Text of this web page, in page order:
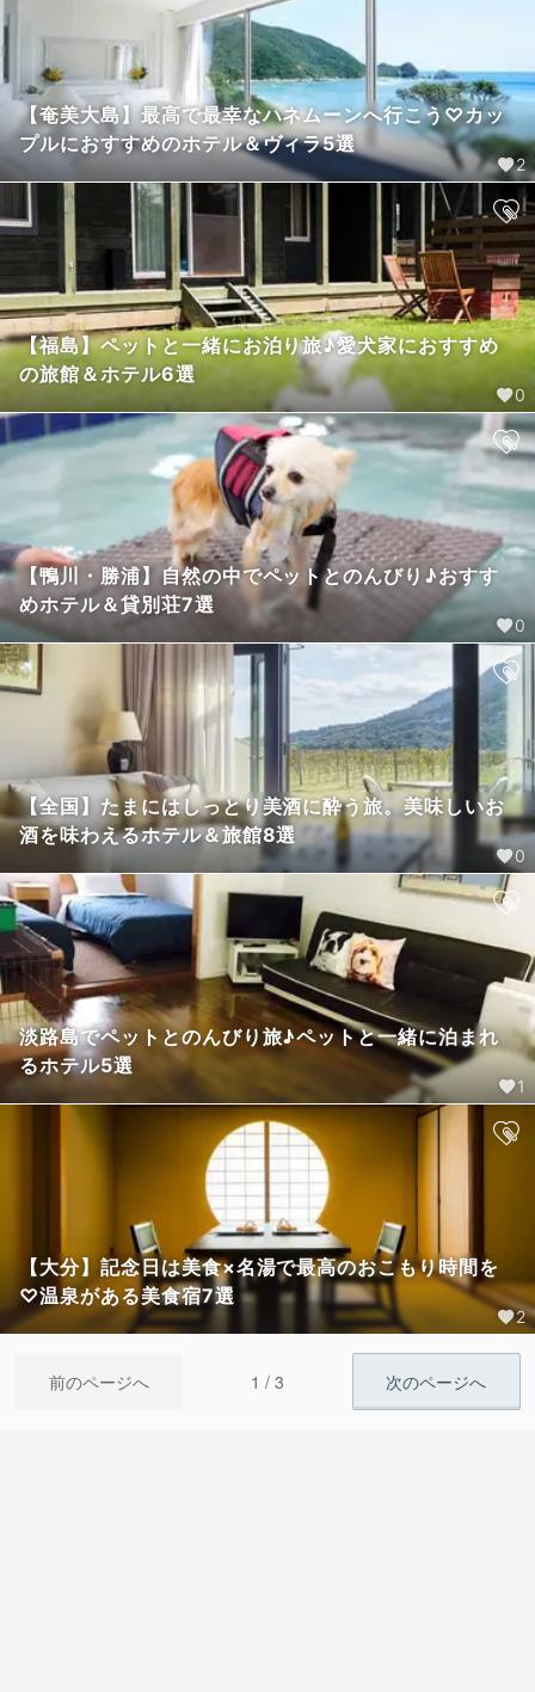
【奄美大島】最高で最幸なハネムーンへ行こう♡カッ
プルにおすすめのホテル＆ヴィラ5選
2
【福島】ペットと一緒にお泊り旅♪愛犬家におすすめ
の旅館＆ホテル6選
0
【鴨川・勝浦】自然の中でペットとのんびり♪おすす
めホテル＆貸別荘7選
0
【全国】たまにはしっとり美酒に酔う旅。美味しいお
酒を味わえるホテル＆旅館8選
0
淡路島でペットとのんびり旅♪ペットと一緒に泊まれ
るホテル5選
1
【大分】記念日は美食×名湯で最高のおこもり時間を
♡温泉がある美食宿7選
2
前のページへ 1 / 3 次のページへ